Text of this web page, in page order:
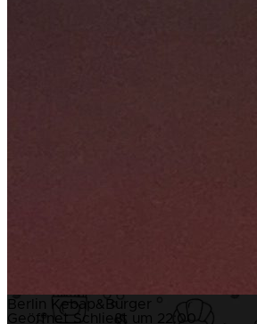
Berlin Kebap&Burger
Geöffnet Schließt um 22:00